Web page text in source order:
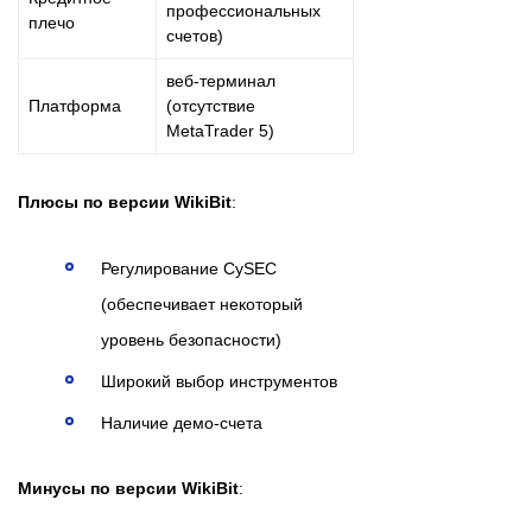
плечо
профессиональных
счетов)
Платформа
веб-терминал
(отсутствие
MetaTrader 5)
Плюсы по версии WikiBit:
Регулирование CySEC
(обеспечивает некоторый
уровень безопасности)
Широкий выбор инструментов
Наличие демо-счета
Минусы по версии WikiBit: